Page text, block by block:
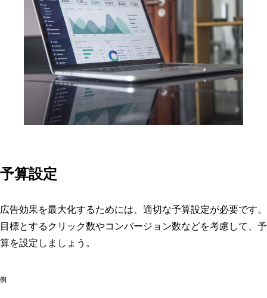
予算設定
広告効果を最大化するためには、適切な予算設定が必要です。
目標とするクリック数やコンバージョン数などを考慮して、予
算を設定しましょう。
例